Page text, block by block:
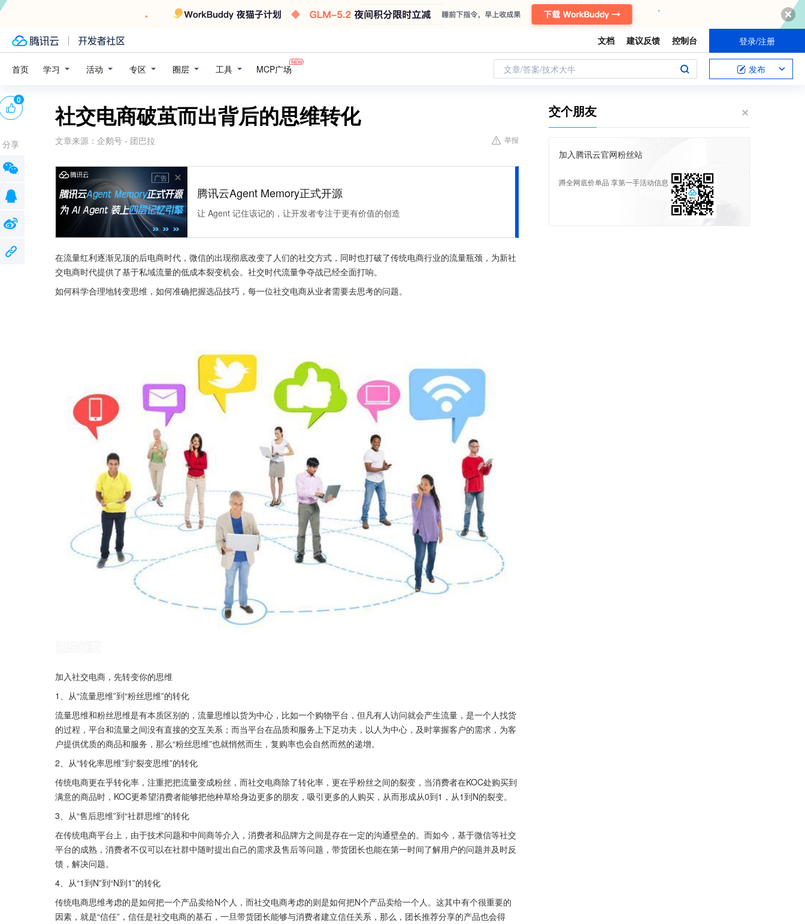
文档 建议反馈 控制台 登录/注册
首页 学习 活动 专区 圈层 工具 MCP广场 文章/答案/技术大牛 发布
社交电商破茧而出背后的思维转化
文章来源： 企鹅号 - 团巴拉 举报
广告
腾讯云Agent Memory正式开源
让 Agent 记住该记的，让开发者专注于更有价值的创造
在流量红利逐渐见顶的后电商时代，微信的出现彻底改变了人们的社交方式，同时也打破了传统电商行业的流量瓶颈，为新社
交电商时代提供了基于私域流量的低成本裂变机会。社交时代流量争夺战已经全面打响。
如何科学合理地转变思维，如何准确把握选品技巧，每一位社交电商从业者需要去思考的问题。
加入社交电商，先转变你的思维
1、从“流量思维”到“粉丝思维”的转化
流量思维和粉丝思维是有本质区别的，流量思维以货为中心，比如一个购物平台，但凡有人访问就会产生流量，是一个人找货
的过程，平台和流量之间没有直接的交互关系；而当平台在品质和服务上下足功夫，以人为中心，及时掌握客户的需求，为客
户提供优质的商品和服务，那么“粉丝思维”也就悄然而生，复购率也会自然而然的递增。
2、从“转化率思维”到“裂变思维”的转化
传统电商更在乎转化率，注重把把流量变成粉丝，而社交电商除了转化率，更在乎粉丝之间的裂变，当消费者在KOC处购买到
满意的商品时，KOC更希望消费者能够把他种草给身边更多的朋友，吸引更多的人购买，从而形成从0到1，从1到N的裂变。
3、从“售后思维”到“社群思维”的转化
在传统电商平台上，由于技术问题和中间商等介入，消费者和品牌方之间是存在一定的沟通壁垒的。而如今，基于微信等社交
平台的成熟，消费者不仅可以在社群中随时提出自己的需求及售后等问题，带货团长也能在第一时间了解用户的问题并及时反
馈，解决问题。
4、从“1到N”到“N到1”的转化
传统电商思维考虑的是如何把一个产品卖给N个人，而社交电商考虑的则是如何把N个产品卖给一个人。这其中有个很重要的
因素，就是“信任”，信任是社交电商的基石，一旦带货团长能够与消费者建立信任关系，那么，团长推荐分享的产品也会得
0
分享
交个朋友
加入腾讯云官网粉丝站
蹲全网底价单品 享第一手活动信息